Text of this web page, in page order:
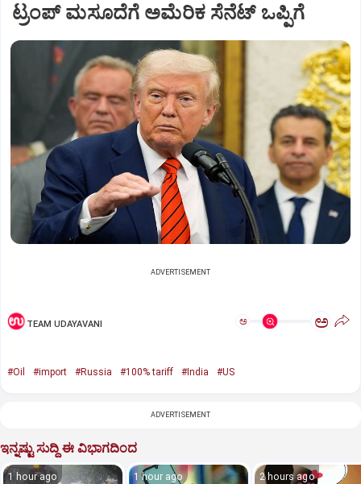
ಟ್ರಂಪ್‌ ಮಸೂದೆಗೆ ಅಮೆರಿಕ ಸೆನೆಟ್‌ ಒಪ್ಪಿಗೆ
ADVERTISEMENT
TEAM UDAYAVANI ಅ ಅ
#Oil #import #Russia #100% tariff #India #US
ADVERTISEMENT
ಇನ್ನಷ್ಟು ಸುದ್ದಿ ಈ ವಿಭಾಗದಿಂದ
1 hour ago 1 hour ago 2 hours ago